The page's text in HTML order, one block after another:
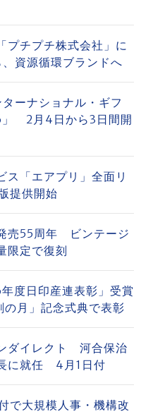
チプチ株式会社」に
資源循環ブランドへ
ターナショナル・ギフ
」 2月4日から3日間開
ス「エアプリ」全面リ
提供開始
売55周年 ビンテージ
限定で復刻
度日印産連表彰」受賞
月」記念式典で表彰
ダイレクト 河合保治
に就任 4月1日付
で大規模人事・機構改